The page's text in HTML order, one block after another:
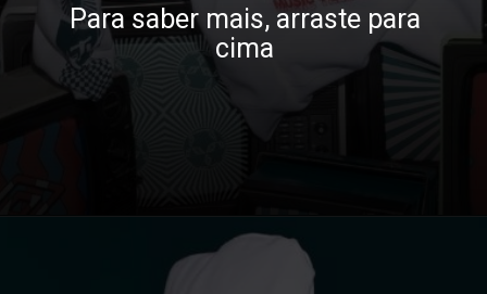
Para saber mais, arraste para
cima
https://gkpb.com.br/121013/umbro-mtv/